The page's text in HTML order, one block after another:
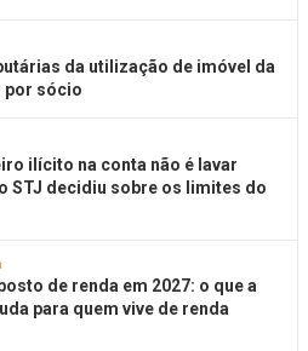
da utilização de imóvel da
por sócio
ilícito na conta não é lavar
STJ decidiu sobre os limites do
de renda em 2027: o que a
para quem vive de renda